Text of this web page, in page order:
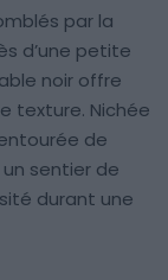
par la
d’une petite
noir offre
texture. Nichée
de
sentier de
durant une